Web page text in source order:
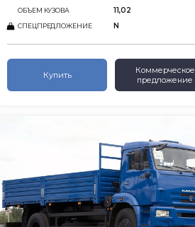
ОБЪЕМ КУЗОВА 11,02
СПЕЦПРЕДЛОЖЕНИЕ N
Купить
Коммерческое
предложение